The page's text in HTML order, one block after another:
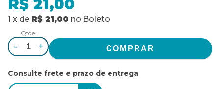
R$ 21,00
1 x de R$ 21,00 no Boleto
Qtde.
- +
Consulte frete e prazo de entrega